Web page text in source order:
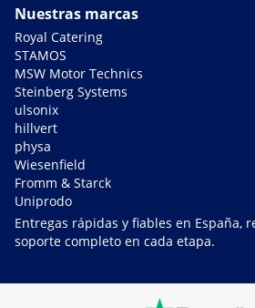
Nuestras marcas
Royal Catering
STAMOS
MSW Motor Technics
Steinberg Systems
ulsonix
hillvert
physa
Wiesenfield
Fromm & Starck
Uniprodo
Entregas rápidas y fiables en España,
soporte completo en cada etapa.